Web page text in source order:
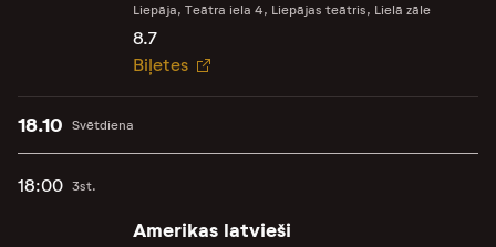
Liepāja, Teātra iela 4, Liepājas teātris, Lielā zāle
8.7
Biļetes
Svētdiena
18.10
18:00 3st.
Amerikas latvieši